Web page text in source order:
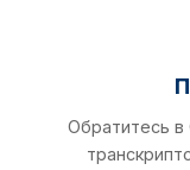
Обратитесь